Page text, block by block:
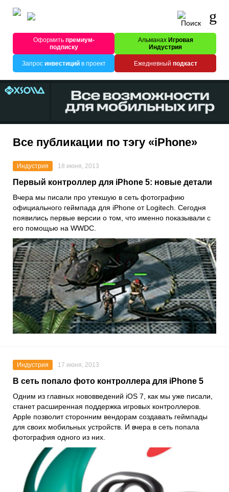
Оформитьпремиум-
подписку
Альманах Игровая
Индустрия
Запрос инвестицийв проект Ежедневный подкаст
Все публикации по тэгу «iPhone»
Индустрия 18 июня, 2013
Первый контроллер для iPhone 5: новые детали
Вчера мы писали про утекшую в сеть фотографию
официального геймпада для iPhone от Logitech. Сегодня
появились первые версии о том, что именно показывали с
его помощью на WWDC.
Индустрия 17 июня, 2013
В сеть попало фото контроллера для iPhone 5
Одним из главных нововведений iOS 7, как мы уже писали,
станет расширенная поддержка игровых контроллеров.
Apple позволит сторонним вендорам создавать геймпады
для своих мобильных устройств. И вчера в сеть попала
фотография одного из них.